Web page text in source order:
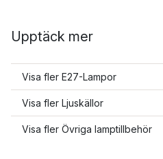
Upptäck mer
Visa fler E27-Lampor
Visa fler Ljuskällor
Visa fler Övriga lamptillbehör